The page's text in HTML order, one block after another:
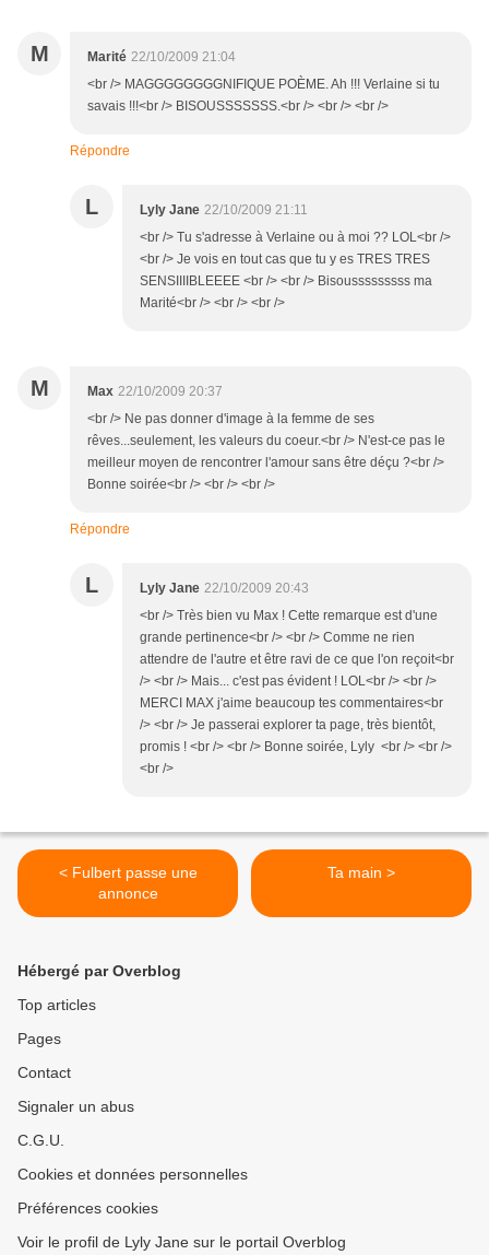
M Marité 22/10/2009 21:04
<br /> MAGGGGGGGGNIFIQUE POÈME. Ah !!! Verlaine si tu
savais !!!<br /> BISOUSSSSSSS.<br /> <br /> <br />
Répondre
L Lyly Jane 22/10/2009 21:11
<br /> Tu s'adresse à Verlaine ou à moi ?? LOL<br />
<br /> Je vois en tout cas que tu y es TRES TRES
SENSIIIIBLEEEE <br /> <br /> Bisousssssssss ma
Marité<br /> <br /> <br />
M Max 22/10/2009 20:37
<br /> Ne pas donner d'image à la femme de ses
rêves...seulement, les valeurs du coeur.<br /> N'est-ce pas le
meilleur moyen de rencontrer l'amour sans être déçu ?<br />
Bonne soirée<br /> <br /> <br />
Répondre
L Lyly Jane 22/10/2009 20:43
<br /> Très bien vu Max ! Cette remarque est d'une
grande pertinence<br /> <br /> Comme ne rien
attendre de l'autre et être ravi de ce que l'on reçoit<br
/> <br /> Mais... c'est pas évident ! LOL<br /> <br />
MERCI MAX j'aime beaucoup tes commentaires<br
/> <br /> Je passerai explorer ta page, très bientôt,
promis ! <br /> <br /> Bonne soirée, Lyly <br /> <br />
<br />
< Fulbert passe une
annonce
Ta main >
Hébergé par Overblog
Top articles
Pages
Contact
Signaler un abus
C.G.U.
Cookies et données personnelles
Préférences cookies
Voir le profil de Lyly Jane sur le portail Overblog